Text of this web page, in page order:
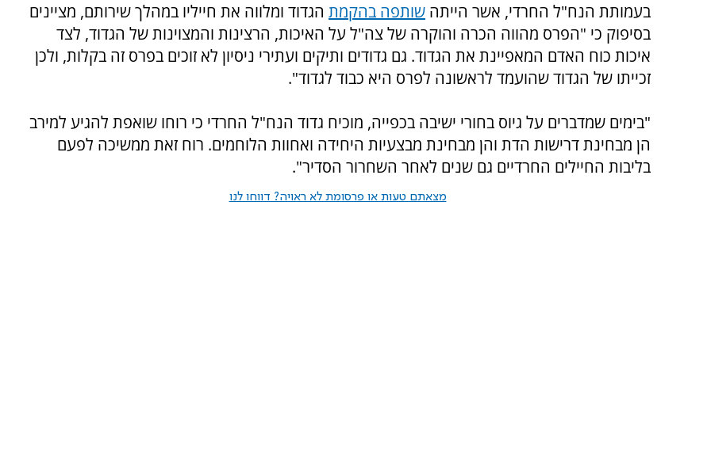
בעמותת הנח"ל החרדי, אשר הייתה שותפה בהקמת הגדוד ומלווה את חייליו במהלך שירותם, מציינים
בסיפוק כי "הפרס מהווה הכרה והוקרה של צה"ל על האיכות, הרצינות והמצוינות של הגדוד, לצד
איכות כוח האדם המאפיינת את הגדוד. גם גדודים ותיקים ועתירי ניסיון לא זוכים בפרס זה בקלות, ולכן
זכייתו של הגדוד שהועמד לראשונה לפרס היא כבוד לגדוד".
"בימים שמדברים על גיוס בחורי ישיבה בכפייה, מוכיח גדוד הנח"ל החרדי כי רוחו שואפת להגיע למירב
הן מבחינת דרישות הדת והן מבחינת מבצעיות היחידה ואחוות הלוחמים. רוח זאת ממשיכה לפעם
בליבות החיילים החרדיים גם שנים לאחר השחרור הסדיר".
מצאתם טעות או פרסומת לא ראויה? דווחו לנו